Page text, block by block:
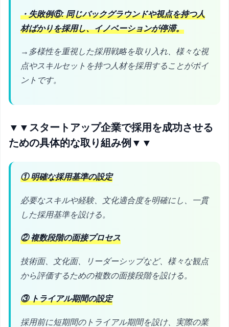
・失敗例⑥: 同じバックグラウンドや視点を持つ人
材ばかりを採用し、イノベーションが停滞。
→多様性を重視した採用戦略を取り入れ、様々な視
点やスキルセットを持つ人材を採用することがポイ
ントです。
▼▼スタートアップ企業で採用を成功させる
ための具体的な取り組み例▼▼
① 明確な採用基準の設定
必要なスキルや経験、文化適合度を明確にし、一貫
した採用基準を設ける。
② 複数段階の面接プロセス
技術面、文化面、リーダーシップなど、様々な観点
から評価するための複数の面接段階を設ける。
③ トライアル期間の設定
採用前に短期間のトライアル期間を設け、実際の業